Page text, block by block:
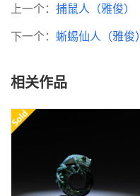
上一个： 捕鼠人（雅俊）
下一个： 蜥蜴仙人（雅俊）
相关作品